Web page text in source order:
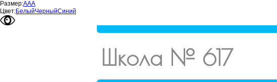
Размер:ААА
Цвет:БелыйЧерныйСиний
Школа № 617